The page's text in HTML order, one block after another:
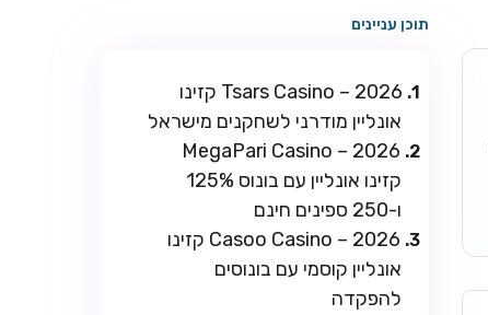
תוכן עניינים
Tsars Casino – 2026 קזינו
אונליין מודרני לשחקנים מישראל
MegaPari Casino – 2026
קזינו אונליין עם בונוס 125%
ו-250 ספינים חינם
Casoo Casino – 2026 קזינו
אונליין קוסמי עם בונוסים
להפקדה